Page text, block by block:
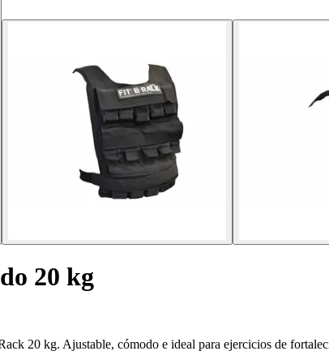
20 kg
20 kg. Ajustable, cómodo e ideal para ejercicios de